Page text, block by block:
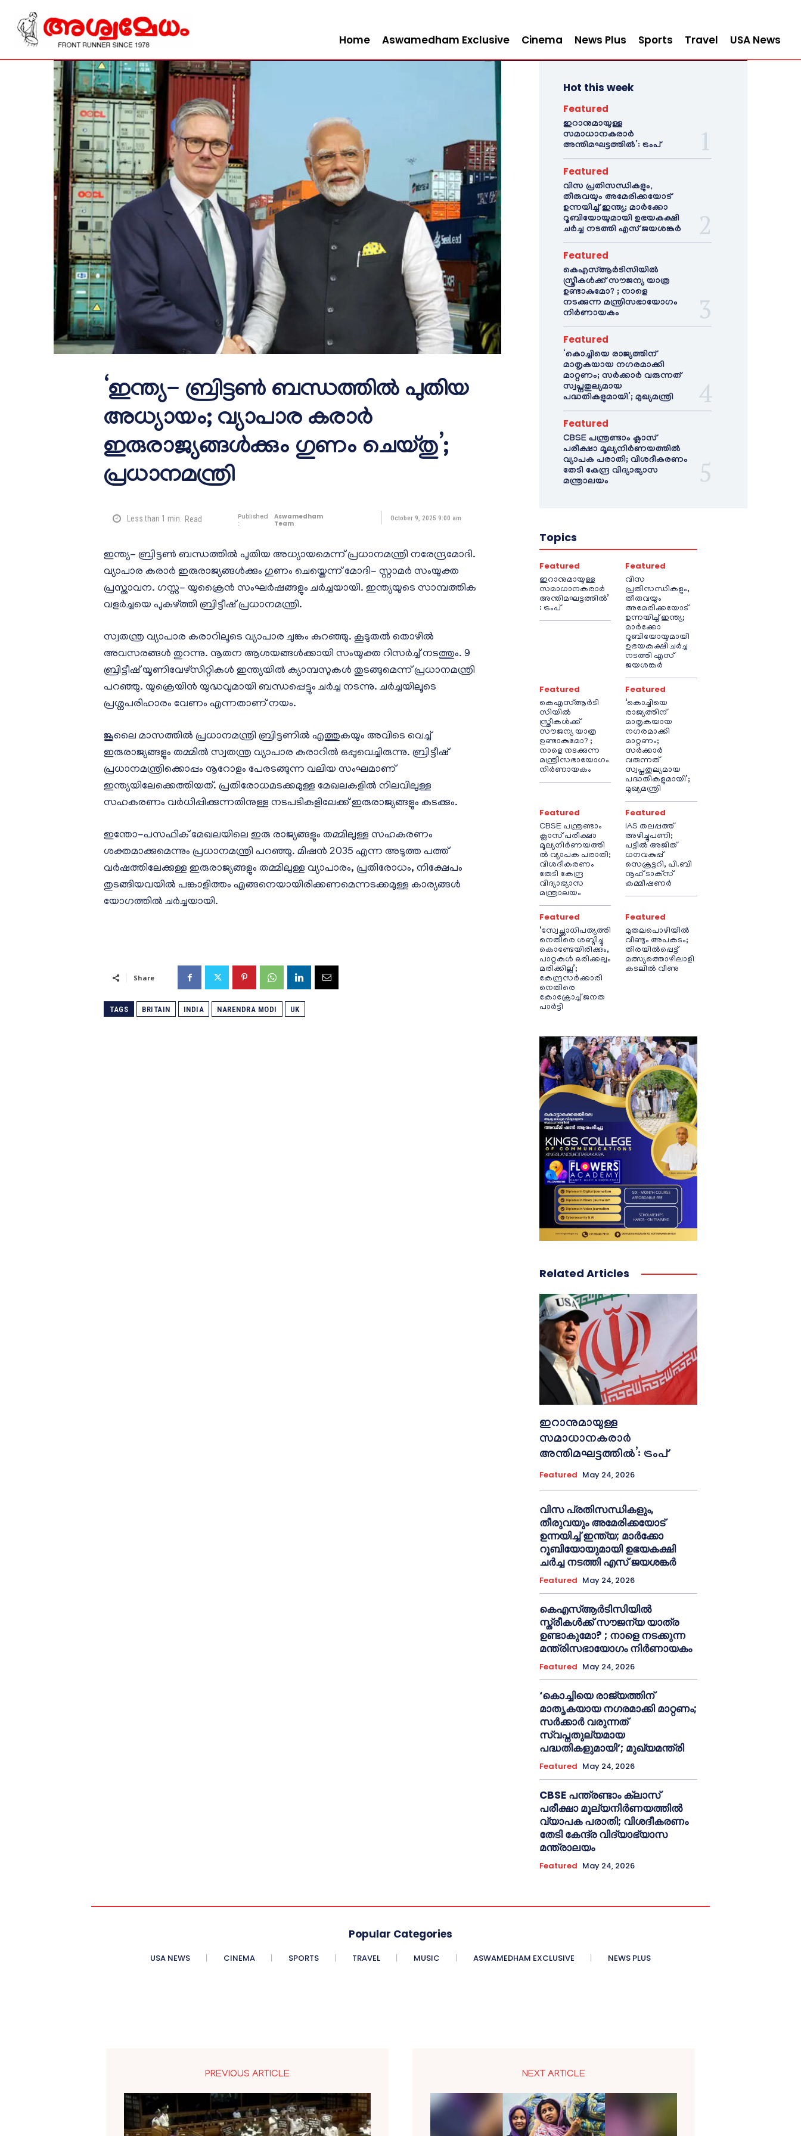
Home Aswamedham Exclusive Cinema News Plus Sports Travel USA News
‘ഇന്ത്യ- ബ്രിട്ടൺ ബന്ധത്തിൽ പുതിയ
അധ്യായം; വ്യാപാര കരാർ
ഇരുരാജ്യങ്ങൾക്കും ഗുണം ചെയ്തു’;
പ്രധാനമന്ത്രി
Less than 1 min. Read
Published
:
Aswamedham
Team
October 9, 2025 9:00 am
ഇന്ത്യ- ബ്രിട്ടൺ ബന്ധത്തിൽ പുതിയ അധ്യായമെന്ന് പ്രധാനമന്ത്രി നരേന്ദ്രമോദി.
വ്യാപാര കരാർ ഇരുരാജ്യങ്ങൾക്കും ഗുണം ചെയ്തെന്ന് മോദി- സ്റ്റാമർ സംയുക്ത
പ്രസ്താവന. ഗസ്സ- യുക്രൈൻ സംഘർഷങ്ങളും ചർച്ചയായി. ഇന്ത്യയുടെ സാമ്പത്തിക
വളർച്ചയെ പുകഴ്ത്തി ബ്രിട്ടീഷ് പ്രധാനമന്ത്രി.
സ്വതന്ത്ര വ്യാപാര കരാറിലൂടെ വ്യാപാര ചുങ്കം കുറഞ്ഞു. കൂടുതൽ തൊഴിൽ
അവസരങ്ങൾ തുറന്നു. നൂതന ആശയങ്ങൾക്കായി സംയുക്ത റിസർച്ച് നടത്തും. 9
ബ്രിട്ടീഷ് യൂണിവേഴ്സിറ്റികൾ ഇന്ത്യയിൽ ക്യാമ്പസുകൾ തുടങ്ങുമെന്ന് പ്രധാനമന്ത്രി
പറഞ്ഞു. യുക്രെയിൻ യുദ്ധവുമായി ബന്ധപ്പെട്ടും ചർച്ച നടന്നു. ചർച്ചയിലൂടെ
പ്രശ്നപരിഹാരം വേണം എന്നതാണ് നയം.
ജൂലൈ മാസത്തിൽ പ്രധാനമന്ത്രി ബ്രിട്ടണിൽ എത്തുകയും അവിടെ വെച്ച്
ഇരുരാജ്യങ്ങളും തമ്മിൽ സ്വതന്ത്ര വ്യാപാര കരാറിൽ ഒപ്പുവെച്ചിരുന്നു. ബ്രിട്ടീഷ്
പ്രധാനമന്ത്രിക്കൊപ്പം നൂറോളം പേരടങ്ങുന്ന വലിയ സംഘമാണ്
ഇന്ത്യയിലേക്കെത്തിയത്. പ്രതിരോധമടക്കമുള്ള മേഖലകളിൽ നിലവിലുള്ള
സഹകരണം വർധിപ്പിക്കുന്നതിനുള്ള നടപടികളിലേക്ക് ഇരുരാജ്യങ്ങളും കടക്കും.
ഇന്തോ-പസഫിക് മേഖലയിലെ ഇരു രാജ്യങ്ങളും തമ്മിലുള്ള സഹകരണം
ശക്തമാക്കുമെന്നും പ്രധാനമന്ത്രി പറഞ്ഞു. മിഷൻ 2035 എന്ന അടുത്ത പത്ത്
വർഷത്തിലേക്കുള്ള ഇരുരാജ്യങ്ങളും തമ്മിലുള്ള വ്യാപാരം, പ്രതിരോധം, നിക്ഷേപം
തുടങ്ങിയവയിൽ പങ്കാളിത്തം എങ്ങനെയായിരിക്കണമെന്നടക്കമുള്ള കാര്യങ്ങൾ
യോഗത്തിൽ ചർച്ചയായി.
Share
TAGS BRITAIN INDIA NARENDRA MODI UK
Hot this week
Featured
ഇറാനുമായുള്ള
സമാധാനകരാർ
അന്തിമഘട്ടത്തിൽ‌’: ട്രംപ്
Featured
വിസ പ്രതിസന്ധികളും,
തീരുവയും അമേരിക്കയോട്
ഉന്നയിച്ച് ഇന്ത്യ; മാർക്കോ
റൂബിയോയുമായി ഉഭയകക്ഷി
ചർച്ച നടത്തി എസ് ജയശങ്കർ
Featured
കെഎസ്ആർടിസിയിൽ
സ്ത്രീകൾക്ക് സൗജന്യ യാത്ര
ഉണ്ടാകുമോ? ; നാളെ
നടക്കുന്ന മന്ത്രിസഭായോഗം
നിർണായകം
Featured
‘കൊച്ചിയെ രാജ്യത്തിന്
മാതൃകയായ നഗരമാക്കി
മാറ്റണം; സർക്കാർ വരുന്നത്
സ്വപ്നതുല്യമായ
പദ്ധതികളുമായി’; മുഖ്യമന്ത്രി
Featured
CBSE പന്ത്രണ്ടാം ക്ലാസ്
പരീക്ഷാ മൂല്യനിർണയത്തിൽ
വ്യാപക പരാതി; വിശദീകരണം
തേടി കേന്ദ്ര വിദ്യാഭ്യാസ
മന്ത്രാലയം
Topics
Featured
ഇറാനുമായുള്ള
സമാധാനകരാർ
അന്തിമഘട്ടത്തിൽ‌’
: ട്രംപ്
Featured
വിസ
പ്രതിസന്ധികളും,
തീരുവയും
അമേരിക്കയോട്
ഉന്നയിച്ച് ഇന്ത്യ;
മാർക്കോ
റൂബിയോയുമായി
ഉഭയകക്ഷി ചർച്ച
നടത്തി എസ്
ജയശങ്കർ
Featured
കെഎസ്ആർടി
സിയിൽ
സ്ത്രീകൾക്ക്
സൗജന്യ യാത്ര
ഉണ്ടാകുമോ? ;
നാളെ നടക്കുന്ന
മന്ത്രിസഭായോഗം
നിർണായകം
Featured
‘കൊച്ചിയെ
രാജ്യത്തിന്
മാതൃകയായ
നഗരമാക്കി
മാറ്റണം;
സർക്കാർ
വരുന്നത്
സ്വപ്നതുല്യമായ
പദ്ധതികളുമായി’;
മുഖ്യമന്ത്രി
Featured
CBSE പന്ത്രണ്ടാം
ക്ലാസ് പരീക്ഷാ
മൂല്യനിർണയത്തി
ൽ വ്യാപക പരാതി;
വിശദീകരണം
തേടി കേന്ദ്ര
വിദ്യാഭ്യാസ
മന്ത്രാലയം
Featured
IAS തലപ്പത്ത്
അഴിച്ചുപണി;
പട്ടീല്‍ അജിത്
ധനവകുപ്പ്
സെക്രട്ടറി, പി.ബി
നൂഹ് ടാക്‌സ്
കമ്മീഷണര്‍
Featured
‘സ്വേച്ഛാധിപത്യത്തി
നെതിരെ ശബ്ദിച്ചു
കൊണ്ടേയിരിക്കും,
പാറ്റകൾ ഒരിക്കലും
മരിക്കില്ല’;
കേന്ദ്രസർക്കാരി
നെതിരെ
കോക്രോച്ച് ജനത
പാർട്ടി
Featured
മുതലപൊഴിയിൽ
വീണ്ടും അപകടം;
തിരയിൽപ്പെട്ട്
മത്സ്യത്തൊഴിലാളി
കടലിൽ വീണു
Related Articles
ഇറാനുമായുള്ള
സമാധാനകരാർ
അന്തിമഘട്ടത്തിൽ‌’: ട്രംപ്
Featured May 24, 2026
വിസ പ്രതിസന്ധികളും,
തീരുവയും അമേരിക്കയോട്
ഉന്നയിച്ച് ഇന്ത്യ; മാർക്കോ
റൂബിയോയുമായി ഉഭയകക്ഷി
ചർച്ച നടത്തി എസ് ജയശങ്കർ
Featured May 24, 2026
കെഎസ്ആർടിസിയിൽ
സ്ത്രീകൾക്ക് സൗജന്യ യാത്ര
ഉണ്ടാകുമോ? ; നാളെ നടക്കുന്ന
മന്ത്രിസഭായോഗം നിർണായകം
Featured May 24, 2026
‘കൊച്ചിയെ രാജ്യത്തിന്
മാതൃകയായ നഗരമാക്കി മാറ്റണം;
സർക്കാർ വരുന്നത്
സ്വപ്നതുല്യമായ
പദ്ധതികളുമായി’; മുഖ്യമന്ത്രി
Featured May 24, 2026
CBSE പന്ത്രണ്ടാം ക്ലാസ്
പരീക്ഷാ മൂല്യനിർണയത്തിൽ
വ്യാപക പരാതി; വിശദീകരണം
തേടി കേന്ദ്ര വിദ്യാഭ്യാസ
മന്ത്രാലയം
Featured May 24, 2026
Popular Categories
USA NEWS CINEMA SPORTS TRAVEL MUSIC ASWAMEDHAM EXCLUSIVE NEWS PLUS
PREVIOUS ARTICLE NEXT ARTICLE